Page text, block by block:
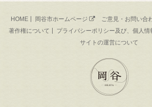
HOME 岡谷市ホームページ ご意見・お問い合
著作権について
プライバシーポリシー及び、個人情
サイトの運営について